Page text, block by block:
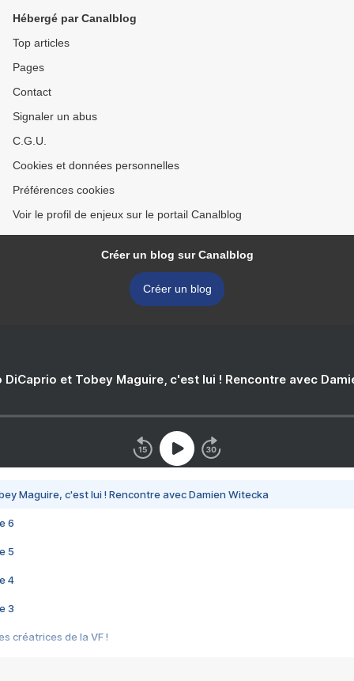
Hébergé par Canalblog
Top articles
Pages
Contact
Signaler un abus
C.G.U.
Cookies et données personnelles
Préférences cookies
Voir le profil de enjeux sur le portail Canalblog
Créer un blog sur Canalblog
Créer un blog
DiCaprio et Tobey Maguire, c'est lui ! Rencontre avec
Maguire, c'est lui ! Rencontre avec Damien Witecka
6
5
4
3
créatrices de la VF !